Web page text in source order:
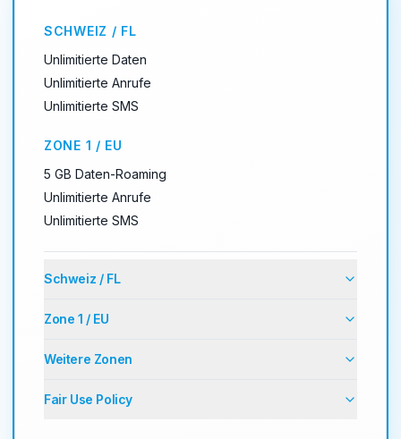
SCHWEIZ / FL
Unlimitierte Daten
Unlimitierte Anrufe
Unlimitierte SMS
ZONE 1 / EU
5 GB Daten-Roaming
Unlimitierte Anrufe
Unlimitierte SMS
Schweiz / FL
Zone 1 / EU
Weitere Zonen
Fair Use Policy